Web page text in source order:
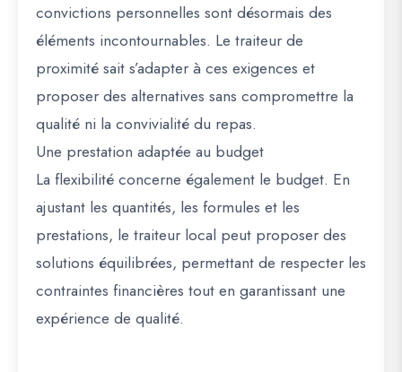
convictions personnelles sont désormais des
éléments incontournables. Le traiteur de
proximité sait s’adapter à ces exigences et
proposer des alternatives sans compromettre la
qualité ni la convivialité du repas.
Une prestation adaptée au budget
La flexibilité concerne également le budget. En
ajustant les quantités, les formules et les
prestations, le traiteur local peut proposer des
solutions équilibrées, permettant de respecter les
contraintes financières tout en garantissant une
expérience de qualité.